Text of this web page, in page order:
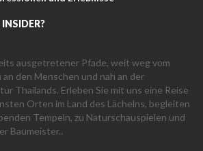
ausgetretener Pfade, weit weg vom
den Menschen und nah an der
Thailands. Erleben Sie mit uns eine Reise
Orten im Land des Lächelns, begleiten
Tempeln, zu Naturschauspielen und
Baumeister..